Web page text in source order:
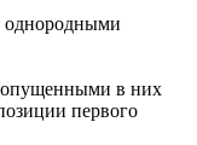
однородными
в них
первого